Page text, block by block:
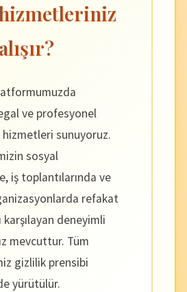
ve profesyonel
hizmetleri sunuyoruz.
sosyal
iş toplantılarında ve
refakat
karşılayan deneyimli
mevcuttur. Tüm
gizlilik prensibi
yürütülür.